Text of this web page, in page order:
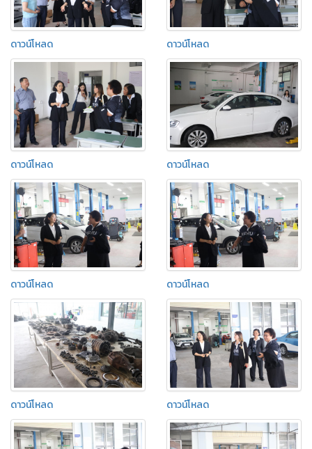
ดาวน์โหลด ดาวน์โหลด
ดาวน์โหลด ดาวน์โหลด
ดาวน์โหลด ดาวน์โหลด
ดาวน์โหลด ดาวน์โหลด